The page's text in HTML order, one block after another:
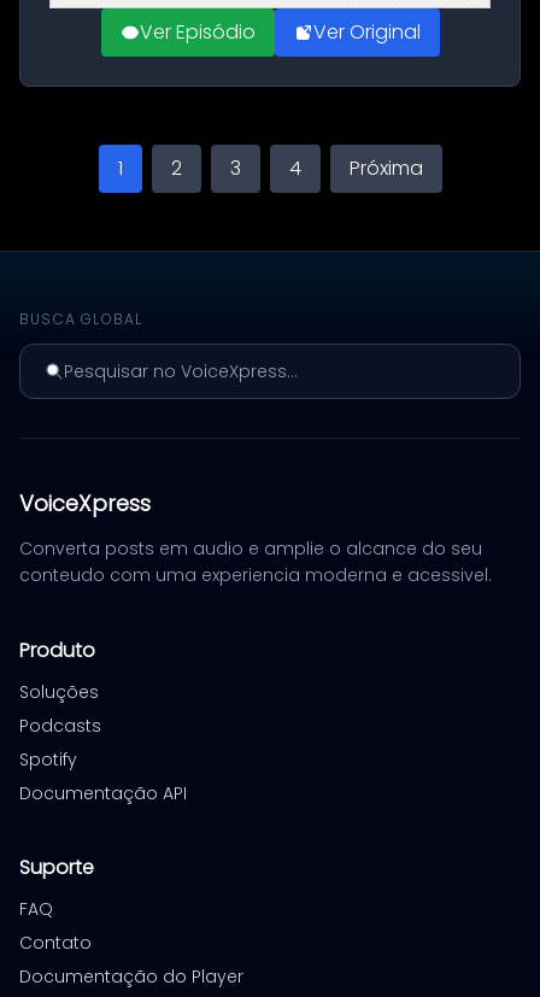
Ver Episódio Ver Original
1 2 3 4 Próxima
BUSCA GLOBAL
Pesquisar no VoiceXpress...
VoiceXpress
Converta posts em audio e amplie o alcance do seu
conteudo com uma experiencia moderna e acessivel.
Produto
Soluções
Podcasts
Spotify
Documentação API
Suporte
FAQ
Contato
Documentação do Player